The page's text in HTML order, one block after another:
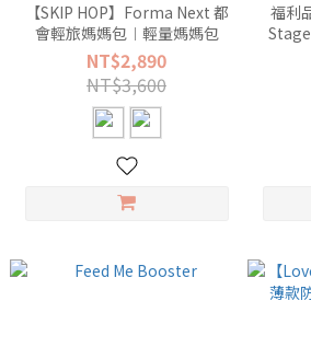
【SKIP HOP】Forma Next 都
會輕旅媽媽包︱輕量媽媽包
NT$2,890
NT$3,600
福利